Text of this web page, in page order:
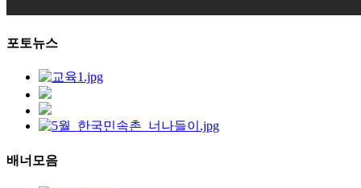
포토뉴스
배너모음